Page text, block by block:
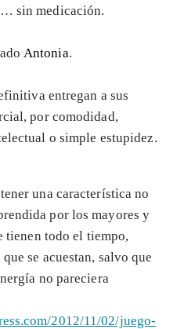
sin medicación.
Antonia.
entregan a sus
por comodidad,
o simple estupidez.
una característica no
por los mayores y
tienen todo el tiempo,
se acuestan, salvo que
no pareciera
2012/11/02/juego-